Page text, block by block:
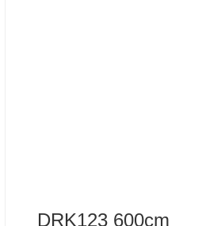
DRK123 600cm